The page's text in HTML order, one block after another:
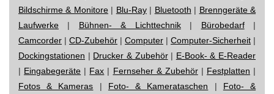
Bildschirme & Monitore| Blu-Ray| Bluetooth | Brenngeräte &
Laufwerke | Bühnen- & Lichttechnik| Bürobedarf|
Camcorder | CD-Zubehör | Computer | Computer-Sicherheit |
Dockingstationen | Drucker & Zubehör| E-Book- & E-Reader
| Eingabegeräte | Fax | Fernseher & Zubehör| Festplatten |
Fotos & Kameras | Foto- & Kamerataschen | Foto- &